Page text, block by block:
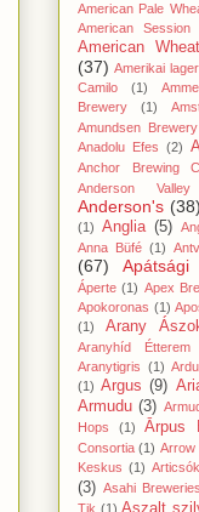
American Pale
American Session
American
(37) Amerikai lager
Camilo
(1)
Brewery
(1)
Amundsen Brewery
Anadolu Efes (2)
Anchor Brewing
Anderson
Anderson's (38)
(1) Anglia (5)
Anna Büfé (1)
(67)
Apátsági
Áperte (1) Apex
Apokoronas (1)
(1)
Arany
Aranyhíd Étterem
Aranytigris (1) Ardu
(1) Argus (9)
Armudu (3)
Hops
(1) Ārpus
Consortia (1) Arrow
Keskus (1)
(3) Asahi Breweries
Tik (1) Aszalt